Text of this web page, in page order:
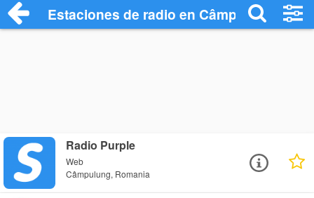
Estaciones de radio en Câmpulung -
Radio Purple
Web
Câmpulung, Romania